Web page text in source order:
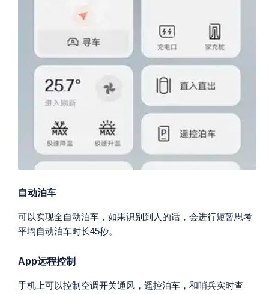
自动泊车
可以实现全自动泊车，如果识别到人的话，会进行短暂思考
平均自动泊车时长45秒。
App远程控制
手机上可以控制空调开关通风，遥控泊车，和哨兵实时查